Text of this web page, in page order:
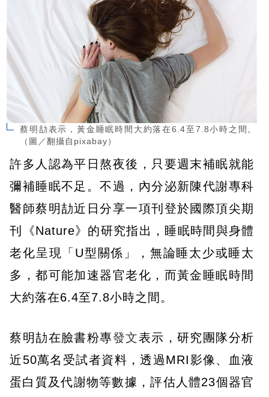
蔡明劼表示，黃金睡眠時間大約落在6.4至7.8小時之間。
（圖／翻攝自pixabay）
許多人認為平日熬夜後，只要週末補眠就能
彌補睡眠不足。不過，內分泌新陳代謝專科
醫師蔡明劼近日分享一項刊登於國際頂尖期
刊《Nature》的研究指出，睡眠時間與身體
老化呈現「U型關係」，無論睡太少或睡太
多，都可能加速器官老化，而黃金睡眠時間
大約落在6.4至7.8小時之間。
蔡明劼在臉書粉專發文表示，研究團隊分析
近50萬名受試者資料，透過MRI影像、血液
蛋白質及代謝物等數據，評估人體23個器官